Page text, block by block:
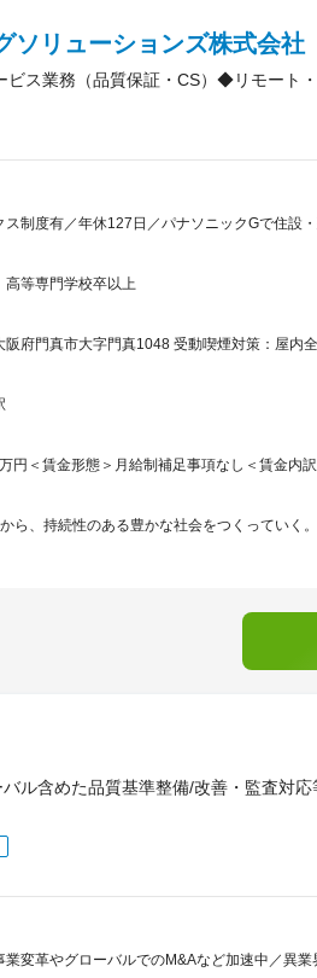
ソリューションズ株式会社
ビス業務（品質保証・CS）◆リモート
ス制度有／年休127日／パナソニックGで住
高等専門学校卒以上
阪府門真市大字門真1048 受動喫煙対策：屋内
円＜賃金形態＞月給制補足事項なし＜賃金内
ら、持続性のある豊かな社会をつくっていく
バル含めた品質基準整備/改善・監査対
業変革やグローバルでのM&Aなど加速中／